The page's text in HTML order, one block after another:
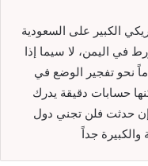
الكبير على السعودية
في اليمن، لا سيما إذا
نحو تفجير الوضع في
حسابات دقيقة يدرك
حدثت فلن تجني دول
جداً